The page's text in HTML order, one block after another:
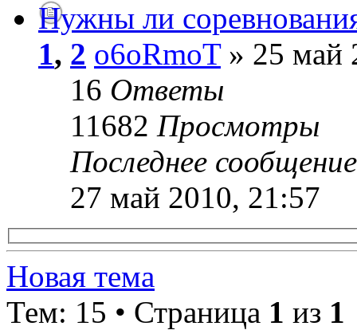
Нужны ли
1, 2 o6oRmoT» 25 май
16 Ответы
11682 Просмотры
Последнее
27 май 2010, 21:57
Новая тема
Тем: 15 • Страница 1 из 1